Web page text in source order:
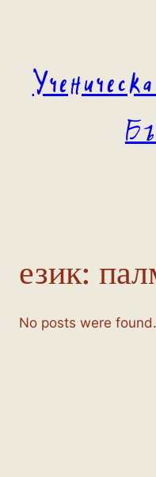
език:
No posts were found.